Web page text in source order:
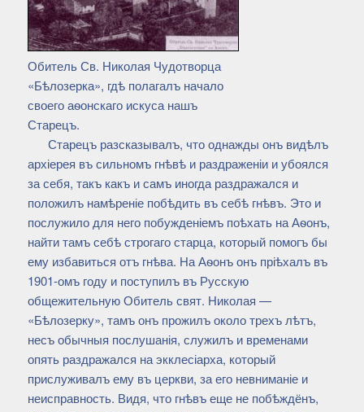
Обитель Св. Николая Чудотворца
«Бѣлозерка», гдѣ полагалъ начало
своего аѳонскаго искуса нашъ
Старецъ.
Старецъ разсказывалъ, что однажды онъ видѣлъ
архіерея въ сильномъ гнѣвѣ и раздраженіи и убоялся
за себя, такъ какъ и самъ иногда раздражался и
положилъ намѣреніе побѣдить въ себѣ гнѣвъ. Это и
послужило для него побужденіемъ поѣхать на Аѳонъ,
найти тамъ себѣ строгаго старца, который помогъ бы
ему избавиться отъ гнѣва. На Аѳонъ онъ пріѣхалъ въ
1901-омъ году и поступилъ въ Русскую
общежительную Обитель свят. Николая —
«Бѣлозерку», тамъ онъ прожилъ около трехъ лѣтъ,
несъ обычныя послушанія, служилъ и временами
опять раздражался на экклесіарха, который
прислуживалъ ему въ церкви, за его невниманіе и
неисправность. Видя, что гнѣвъ еще не побѣждёнъ,